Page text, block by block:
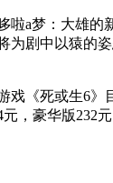
啦a梦：大雄的
为剧中以猿的
戏《死或生6》
，豪华版232元